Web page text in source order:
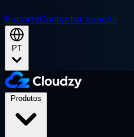
SuporteContactar vendas
PT